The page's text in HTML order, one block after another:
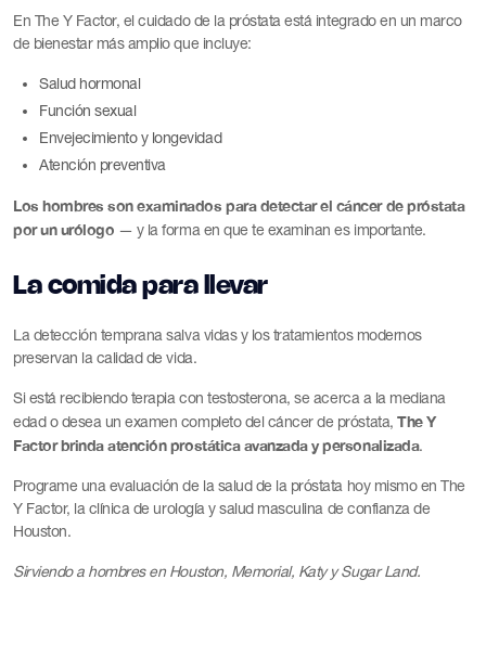
En The Y Factor, el cuidado de la próstata está integrado en un marco
de bienestar más amplio que incluye:
Salud hormonal
Función sexual
Envejecimiento y longevidad
Atención preventiva
Los hombres son examinados para detectar el cáncer de próstata
por un urólogo — y la forma en que te examinan es importante.
La comida para llevar
La detección temprana salva vidas y los tratamientos modernos
preservan la calidad de vida.
Si está recibiendo terapia con testosterona, se acerca a la mediana
edad o desea un examen completo del cáncer de próstata,The Y
Factor brinda atención prostática avanzada y personalizada.
Programe una evaluación de la salud de la próstata hoy mismo en The
Y Factor, la clínica de urología y salud masculina de confianza de
Houston.
Sirviendo a hombres en Houston, Memorial, Katy y Sugar Land.